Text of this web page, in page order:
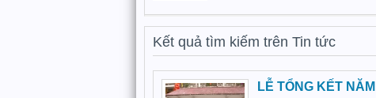
Kết quả tìm kiếm trên Tin tức
LỄ TỔNG KẾT